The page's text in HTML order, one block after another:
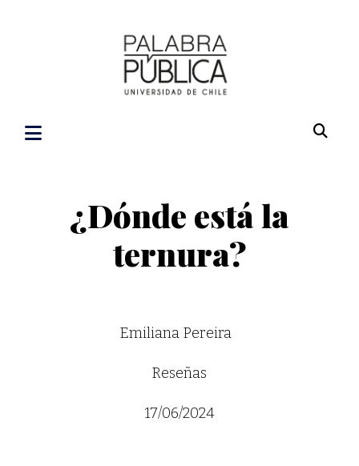
¿Dónde está la
ternura?
Emiliana Pereira
Reseñas
17/06/2024